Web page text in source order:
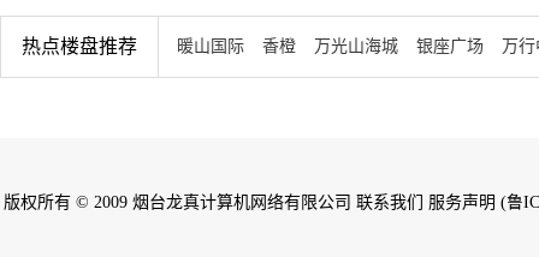
热点楼盘推荐 暖山国际 香橙 万光山海城 银座广场 万
版权所有 © 2009 烟台龙真计算机网络有限公司 联系我们 服务声明 (鲁